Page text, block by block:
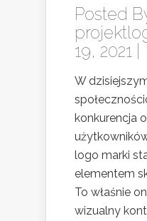
Posted
19, 2021 |
W
konkurencja
logo marki
elementem
To właśnie
wizualny